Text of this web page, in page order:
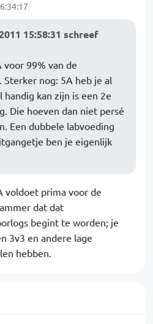
15:58:31 schreef
voor 99% van de
Sterker nog: 5A heb je al
kan zijn is een 2e
Die hoeven dan niet persé
Een dubbele labvoeding
ben je eigenlijk
voldoet prima voor de
dat dat
begint te worden; je
3v3 en andere lage
hebben.